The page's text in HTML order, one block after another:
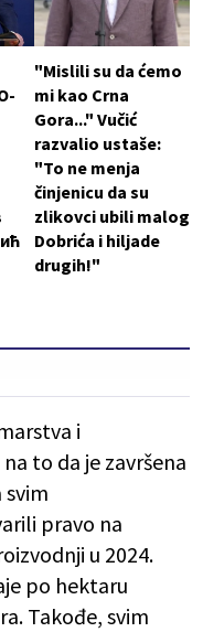
"Mislili su da ćemo
mi kao Crna
Gora..." Vučić
razvalio ustaše:
"To ne menja
činjenicu da su
zlikovci ubili malog
Dobrića i hiljade
drugih!"
i
to da je završena
pravo na
u 2024.
po hektaru
Takođe, svim